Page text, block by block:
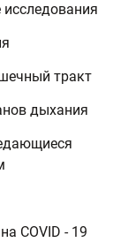
тракт
дыхания
COVID - 19